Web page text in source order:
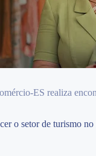
ES realiza
o setor de turismo no